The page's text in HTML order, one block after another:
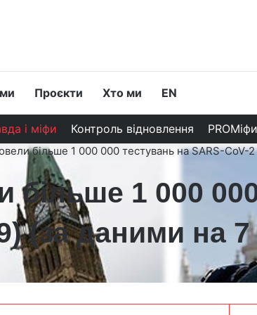
Проєкти Хто ми EN
і міфи Контроль відновлення PROМіфи
більше 1 000 000 тестувань на SARS-
більше 1 000
(за даними на